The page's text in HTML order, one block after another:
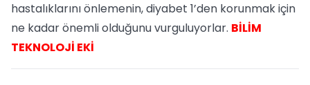
hastalıklarını önlemenin, diyabet 1’den korunmak için
ne kadar önemli olduğunu vurguluyorlar. BİLİM
TEKNOLOJİ EKİ